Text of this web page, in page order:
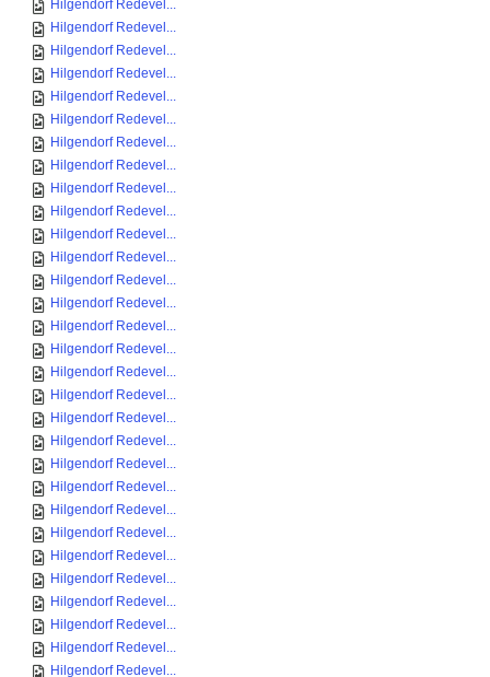
Hilgendorf Redevel...
Hilgendorf Redevel...
Hilgendorf Redevel...
Hilgendorf Redevel...
Hilgendorf Redevel...
Hilgendorf Redevel...
Hilgendorf Redevel...
Hilgendorf Redevel...
Hilgendorf Redevel...
Hilgendorf Redevel...
Hilgendorf Redevel...
Hilgendorf Redevel...
Hilgendorf Redevel...
Hilgendorf Redevel...
Hilgendorf Redevel...
Hilgendorf Redevel...
Hilgendorf Redevel...
Hilgendorf Redevel...
Hilgendorf Redevel...
Hilgendorf Redevel...
Hilgendorf Redevel...
Hilgendorf Redevel...
Hilgendorf Redevel...
Hilgendorf Redevel...
Hilgendorf Redevel...
Hilgendorf Redevel...
Hilgendorf Redevel...
Hilgendorf Redevel...
Hilgendorf Redevel...
Hilgendorf Redevel...